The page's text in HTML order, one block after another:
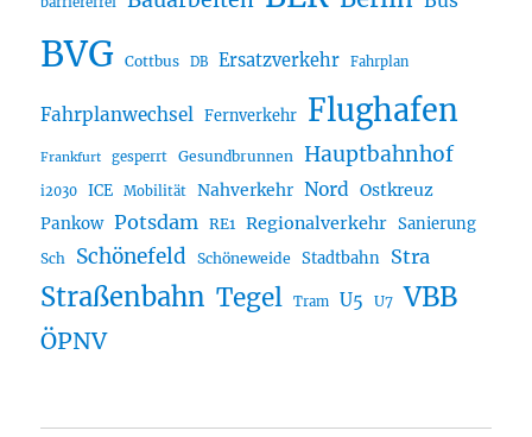
BVG Cottbus DB Ersatzverkehr Fahrplan
Fahrplanwechsel Fernverkehr Flughafen
Frankfurt gesperrt Gesundbrunnen Hauptbahnhof
i2030 ICE Mobilität Nahverkehr Nord Ostkreuz
Pankow Potsdam RE1 Regionalverkehr Sanierung
Sch Schönefeld Schöneweide Stadtbahn Stra
Straßenbahn Tegel Tram U5 U7 VBB
ÖPNV